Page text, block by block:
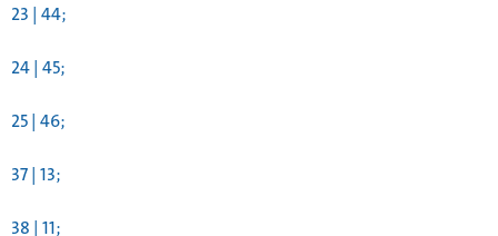
23 | 44;
24 | 45;
25 | 46;
37 | 13;
38 | 11;